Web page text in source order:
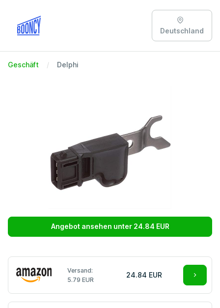
Deutschland
Geschäft Delphi
Angebot ansehen unter 24.84 EUR
Versand:
5.79 EUR
24.84 EUR